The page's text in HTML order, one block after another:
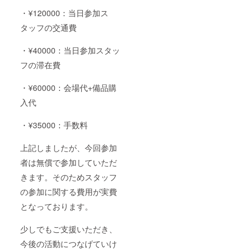
・¥120000：当日参加ス
タッフの交通費
・¥40000：当日参加スタッ
フの滞在費
・¥60000：会場代+備品購
入代
・¥35000：手数料
上記しましたが、今回参加
者は無償で参加していただ
きます。そのためスタッフ
の参加に関する費用が実費
となっております。
少しでもご支援いただき、
今後の活動につなげていけ